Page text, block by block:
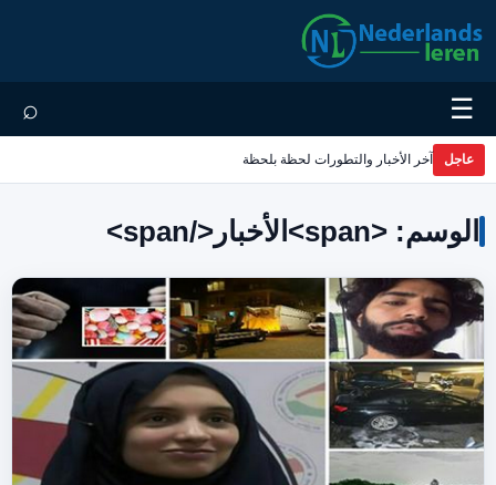
☰
⌕
عاجل آخر الأخبار والتطورات لحظة بلحظة
الوسم: <span>الأخبار</span>